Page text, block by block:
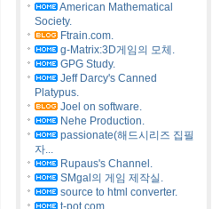
American Mathematical
Society.
Ftrain.com.
g-Matrix:3D게임의 모체.
GPG Study.
Jeff Darcy's Canned
Platypus.
Joel on software.
Nehe Production.
passionate(해드시리즈 집필
자...
Rupaus's Channel.
SMgal의 게임 제작실.
source to html converter.
t-pot.com.